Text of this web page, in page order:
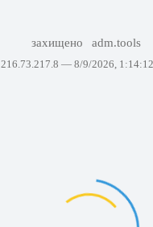
захищено adm.tools
216.73.217.8 — 8/9/2026,